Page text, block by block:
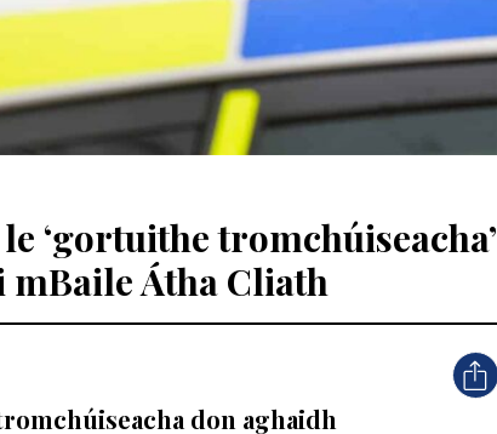
‘gortuithe tromchúiseacha’
Átha Cliath
don aghaidh